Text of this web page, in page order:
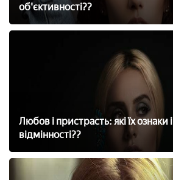
об'єктивності??
Любов і пристрасть: які їх ознаки
відмінності??